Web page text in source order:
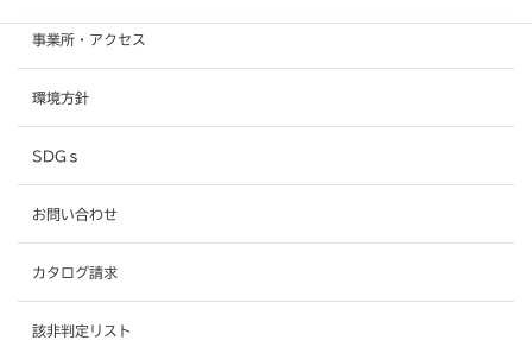
事業所・アクセス
環境方針
SDGｓ
お問い合わせ
カタログ請求
該非判定リスト